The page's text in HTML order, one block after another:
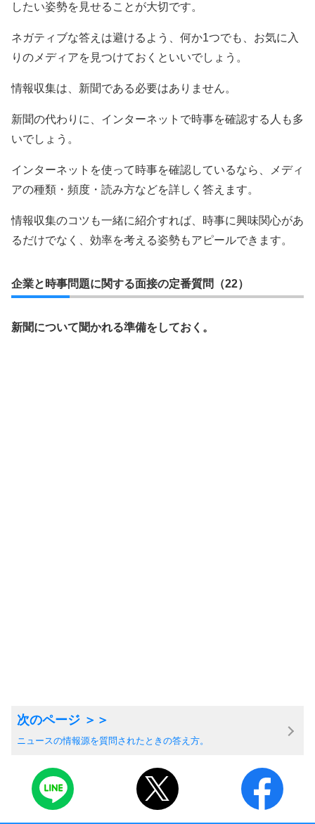
したい姿勢を見せることが大切です。
ネガティブな答えは避けるよう、何か1つでも、お気に入
りのメディアを見つけておくといいでしょう。
情報収集は、新聞である必要はありません。
新聞の代わりに、インターネットで時事を確認する人も多
いでしょう。
インターネットを使って時事を確認しているなら、メディ
アの種類・頻度・読み方などを詳しく答えます。
情報収集のコツも一緒に紹介すれば、時事に興味関心があ
るだけでなく、効率を考える姿勢もアピールできます。
企業と時事問題に関する面接の定番質問（22）
新聞について聞かれる準備をしておく。
ニュースの情報源を質問されたときの答え方。